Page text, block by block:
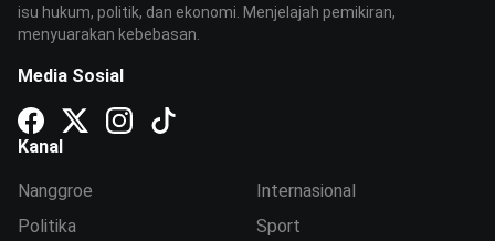
isu hukum, politik, dan ekonomi. Menjelajah pemikiran,
menyuarakan kebebasan.
Media Sosial
Kanal
Nanggroe
Politika
Internasional
Sport